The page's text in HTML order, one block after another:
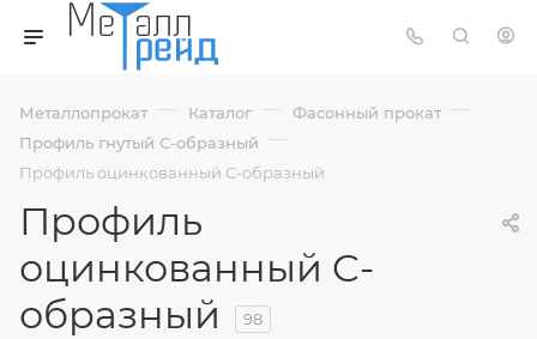
Металлопрокат — Каталог — Фасонный прокат —
Профиль гнутый С-образный —
Профиль оцинкованный C-образный
Профиль
оцинкованный C-
образный
98